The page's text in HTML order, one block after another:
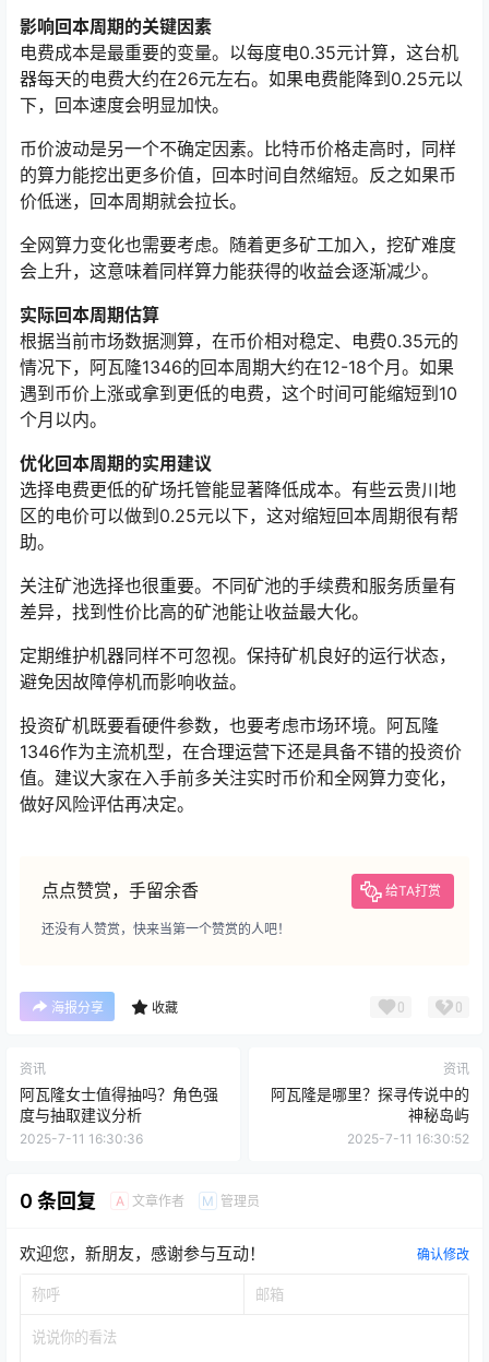
影响回本周期的关键因素
电费成本是最重要的变量。以每度电0.35元计算，这台机
器每天的电费大约在26元左右。如果电费能降到0.25元以
下，回本速度会明显加快。
币价波动是另一个不确定因素。比特币价格走高时，同样
的算力能挖出更多价值，回本时间自然缩短。反之如果币
价低迷，回本周期就会拉长。
全网算力变化也需要考虑。随着更多矿工加入，挖矿难度
会上升，这意味着同样算力能获得的收益会逐渐减少。
实际回本周期估算
根据当前市场数据测算，在币价相对稳定、电费0.35元的
情况下，阿瓦隆1346的回本周期大约在12-18个月。如果
遇到币价上涨或拿到更低的电费，这个时间可能缩短到10
个月以内。
优化回本周期的实用建议
选择电费更低的矿场托管能显著降低成本。有些云贵川地
区的电价可以做到0.25元以下，这对缩短回本周期很有帮
助。
关注矿池选择也很重要。不同矿池的手续费和服务质量有
差异，找到性价比高的矿池能让收益最大化。
定期维护机器同样不可忽视。保持矿机良好的运行状态，
避免因故障停机而影响收益。
投资矿机既要看硬件参数，也要考虑市场环境。阿瓦隆
1346作为主流机型，在合理运营下还是具备不错的投资价
值。建议大家在入手前多关注实时币价和全网算力变化，
做好风险评估再决定。
点点赞赏，手留余香 给TA打赏
还没有人赞赏，快来当第一个赞赏的人吧！
海报分享 收藏 0 0
资讯
阿瓦隆女士值得抽吗？角色强
度与抽取建议分析
2025-7-11 16:30:36
资讯
阿瓦隆是哪里？探寻传说中的
神秘岛屿
2025-7-11 16:30:52
0 条回复 A 文章作者 M 管理员
欢迎您，新朋友，感谢参与互动！ 确认修改